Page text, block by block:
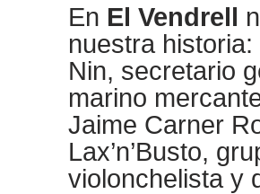
En El Vendrell
nuestra
Nin, secretario
marino
Jaime Carner
Lax’n’Busto,
violonchelista y